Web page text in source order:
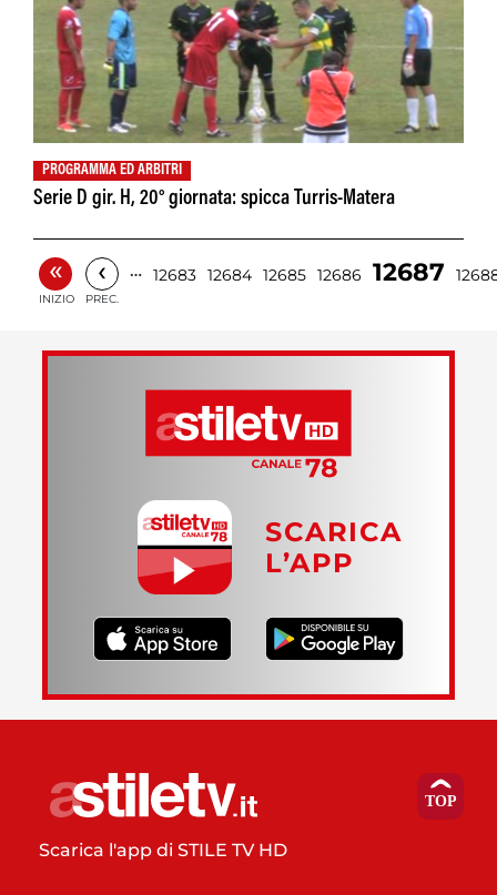
PROGRAMMA ED ARBITRI
Serie D gir. H, 20° giornata: spicca Turris-Matera
«
INIZIO
‹
PREC.
… 12683 12684 12685 12686 12687
SCARICA
L’APP
Scarica l'app di STILE TV HD